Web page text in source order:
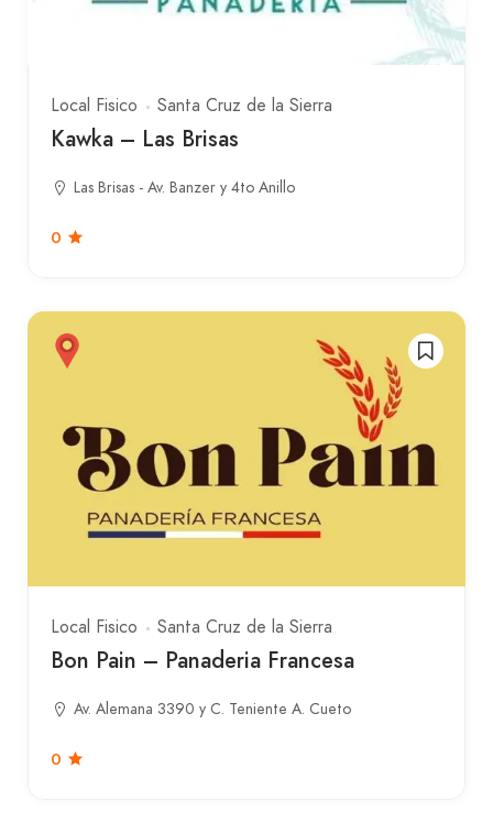
Local Fisico Santa Cruz de la Sierra
Kawka – Las Brisas
Las Brisas - Av. Banzer y 4to Anillo
0
Local Fisico Santa Cruz de la Sierra
Bon Pain – Panaderia Francesa
Av. Alemana 3390 y C. Teniente A. Cueto
0